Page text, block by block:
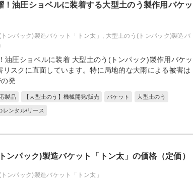
！油圧ショベルに装着する大型土のう製作用バケッ
ンパック)製造バケット「トン太」 , 大型土のう(トンパック)製造バ
油圧ショベルに装着 大型土のう(トンパック)製作用バケッ
リスクに直面しています。特に局地的な大雨による被害は
発
製品 【大型土のう】機械開発/販売 バケット 大型土のう
レンタル/リース
ンパック)製造バケット「トン太」の価格（定価）
ンパック)製造バケット「トン太」